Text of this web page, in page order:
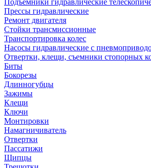
Подъемники гидравлические
Прессы гидравлические
Ремонт двигателя
Стойки трансмиссионные
Транспортировка колес
Насосы гидравлические с
Отвертки, клещи, съемники стопорных
Биты
Бокорезы
Длинногубцы
Зажимы
Клещи
Ключи
Монтировки
Намагничиватель
Отвертки
Пассатижи
Щипцы